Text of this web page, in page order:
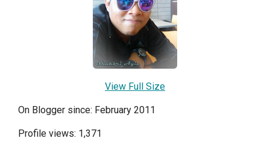
View Full Size
On Blogger since: February 2011
Profile views: 1,371